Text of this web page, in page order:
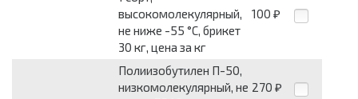
высокомолекулярный,
не ниже -55 °C, брикет
30 кг, цена за кг
100 ₽
Полиизобутилен П-50,
низкомолекулярный, не 270 ₽